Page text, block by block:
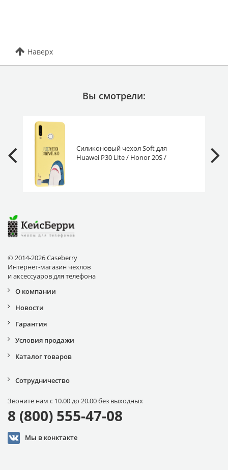
Наверх
Вы смотрели:
Силиконовый чехол Soft для
Huawei P30 Lite / Honor 20S /
© 2014-2026 Caseberry
Интернет-магазин чехлов
и аксессуаров для телефона
О компании
Новости
Гарантия
Условия продажи
Каталог товаров
Сотрудничество
Звоните нам с 10.00 до 20.00 без выходных
8 (800) 555-47-08
Мы в конктакте